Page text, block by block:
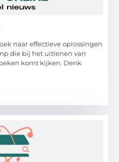
naar effectieve oplossingen
die bij het uitlenen van
komt kijken. Denk